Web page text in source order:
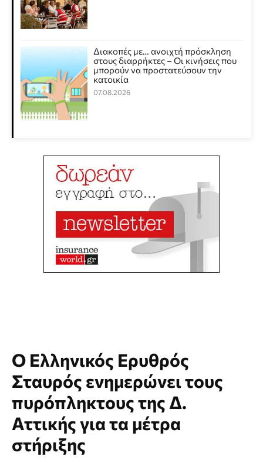
Διακοπές με… ανοιχτή πρόσκληση
στους διαρρήκτες – Οι κινήσεις που
μπορούν να προστατεύσουν την
κατοικία
07.08.2026